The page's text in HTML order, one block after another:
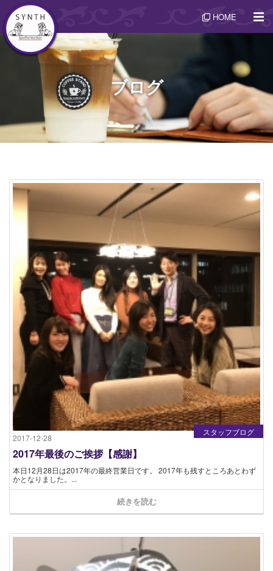
HOME
ブログ
2017-12-28
スタッフブログ
2017年最後のご挨拶【感謝】
本日12月28日は2017年の最終営業日です。 2017年も残すところあとわず
かとなりました。...
続きを読む